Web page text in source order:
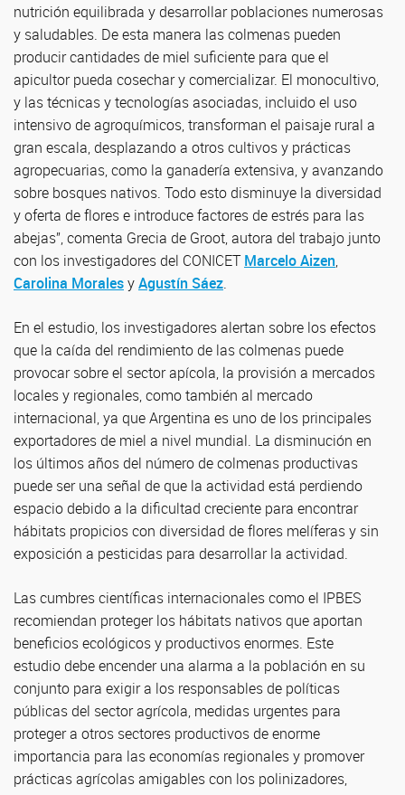
nutrición equilibrada y desarrollar poblaciones numerosas
y saludables. De esta manera las colmenas pueden
producir cantidades de miel suficiente para que el
apicultor pueda cosechar y comercializar. El monocultivo,
y las técnicas y tecnologías asociadas, incluido el uso
intensivo de agroquímicos, transforman el paisaje rural a
gran escala, desplazando a otros cultivos y prácticas
agropecuarias, como la ganadería extensiva, y avanzando
sobre bosques nativos. Todo esto disminuye la diversidad
y oferta de flores e introduce factores de estrés para las
abejas”, comenta Grecia de Groot, autora del trabajo junto
con los investigadores del CONICETMarcelo Aizen,
Carolina MoralesyAgustín Sáez.
En el estudio, los investigadores alertan sobre los efectos
que la caída del rendimiento de las colmenas puede
provocar sobre el sector apícola, la provisión a mercados
locales y regionales, como también al mercado
internacional, ya que Argentina es uno de los principales
exportadores de miel a nivel mundial. La disminución en
los últimos años del número de colmenas productivas
puede ser una señal de que la actividad está perdiendo
espacio debido a la dificultad creciente para encontrar
hábitats propicios con diversidad de flores melíferas y sin
exposición a pesticidas para desarrollar la actividad.
Las cumbres científicas internacionales como el IPBES
recomiendan proteger los hábitats nativos que aportan
beneficios ecológicos y productivos enormes. Este
estudio debe encender una alarma a la población en su
conjunto para exigir a los responsables de políticas
públicas del sector agrícola, medidas urgentes para
proteger a otros sectores productivos de enorme
importancia para las economías regionales y promover
prácticas agrícolas amigables con los polinizadores,